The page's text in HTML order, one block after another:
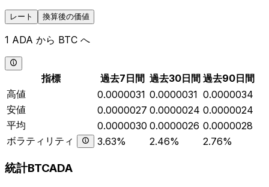
レート 換算後の価値
1 ADA から BTC へ
指標 過去7日間 過去30日間 過去90日間
高値
0.0000031 0.0000031 0.0000034
安値
0.0000027 0.0000024 0.0000024
平均
0.0000030 0.0000026 0.0000028
ボラティリティ
3.63% 2.46% 2.76%
統計BTCADA